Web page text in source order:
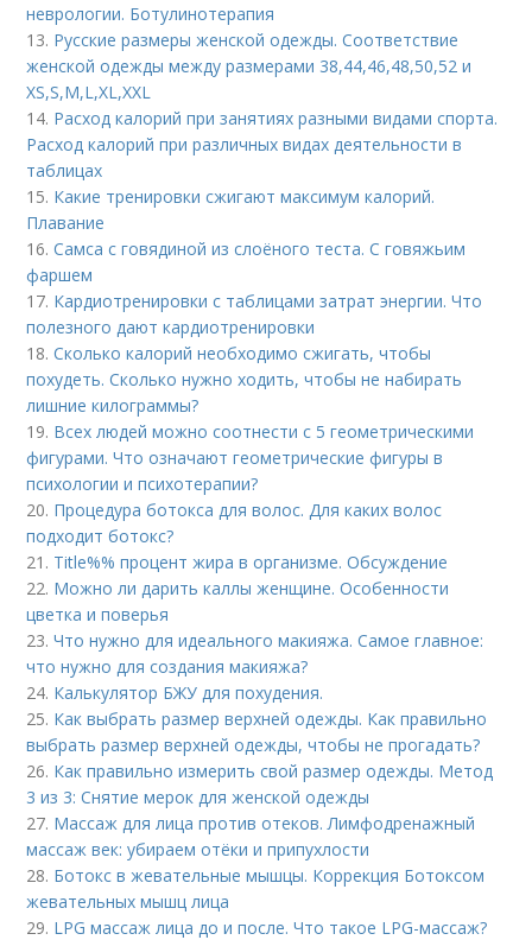
неврологии. Ботулинотерапия
13. Русские размеры женской одежды. Соответствие
женской одежды между размерами 38,44,46,48,50,52 и
ХS,S,M,L,XL,XXL
14. Расход калорий при занятиях разными видами спорта.
Расход калорий при различных видах деятельности в
таблицах
15. Какие тренировки сжигают максимум калорий.
Плавание
16.Самса с говядиной из слоёного теста. С говяжьим
фаршем
17. Кардиотренировки с таблицами затрат энергии. Что
полезного дают кардиотренировки
18.Сколько калорий необходимо сжигать, чтобы
похудеть. Сколько нужно ходить, чтобы не набирать
лишние килограммы?
19. Всех людей можно соотнести с 5 геометрическими
фигурами. Что означают геометрические фигуры в
психологии и психотерапии?
20. Процедура ботокса для волос. Для каких волос
подходит ботокс?
21. Title%% процент жира в организме. Обсуждение
22. Можно ли дарить каллы женщине. Особенности
цветка и поверья
23.Что нужно для идеального макияжа. Самое главное:
что нужно для создания макияжа?
24. Калькулятор БЖУ для похудения.
25. Как выбрать размер верхней одежды. Как правильно
выбрать размер верхней одежды, чтобы не прогадать?
26. Как правильно измерить свой размер одежды. Метод
3 из 3: Снятие мерок для женской одежды
27. Массаж для лица против отеков. Лимфодренажный
массаж век: убираем отёки и припухлости
28. Ботокс в жевательные мышцы. Коррекция Ботоксом
жевательных мышц лица
29. LPG массаж лица до и после. Что такое LPG-массаж?